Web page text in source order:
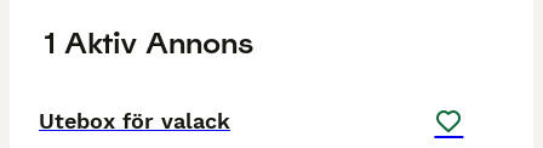
1 Aktiv Annons
Utebox för valack